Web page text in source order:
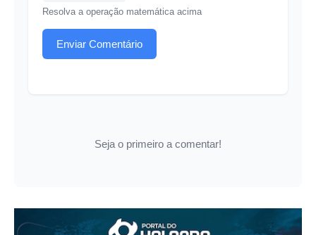
Resolva a operação matemática acima
Enviar Comentário
Seja o primeiro a comentar!